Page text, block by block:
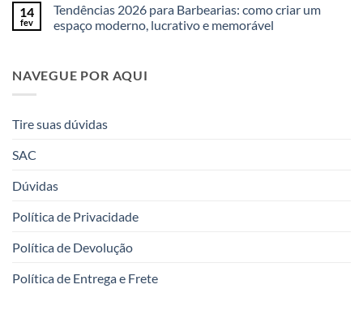
14
fev
Tendências 2026 para Barbearias: como criar um
espaço moderno, lucrativo e memorável
NAVEGUE POR AQUI
Tire suas dúvidas
SAC
Dúvidas
Política de Privacidade
Política de Devolução
Política de Entrega e Frete